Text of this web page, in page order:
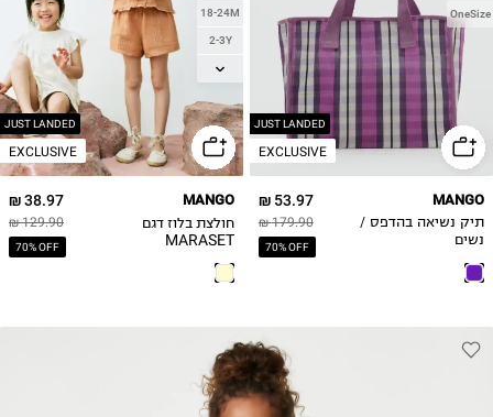
JUST LANDED
EXCLUSIVE
OneSize
53.97 ₪
179.90 ₪
70% OFF
MANGO
תיק נשיאה בהדפס /
נשים
JUST LANDED
EXCLUSIVE
18-24M
2-3Y
3-4Y
5-6Y
38.97 ₪
129.90 ₪
70% OFF
MANGO
חולצת בלוז דגם
MARASET